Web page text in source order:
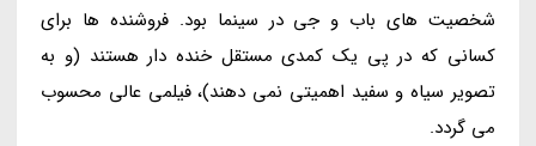
شخصیت های باب و جی در سینما بود. فروشنده ها برای
کسانی که در پی یک کمدی مستقل خنده دار هستند (و به
تصویر سیاه و سفید اهمیتی نمی دهند)، فیلمی عالی محسوب
می گردد.